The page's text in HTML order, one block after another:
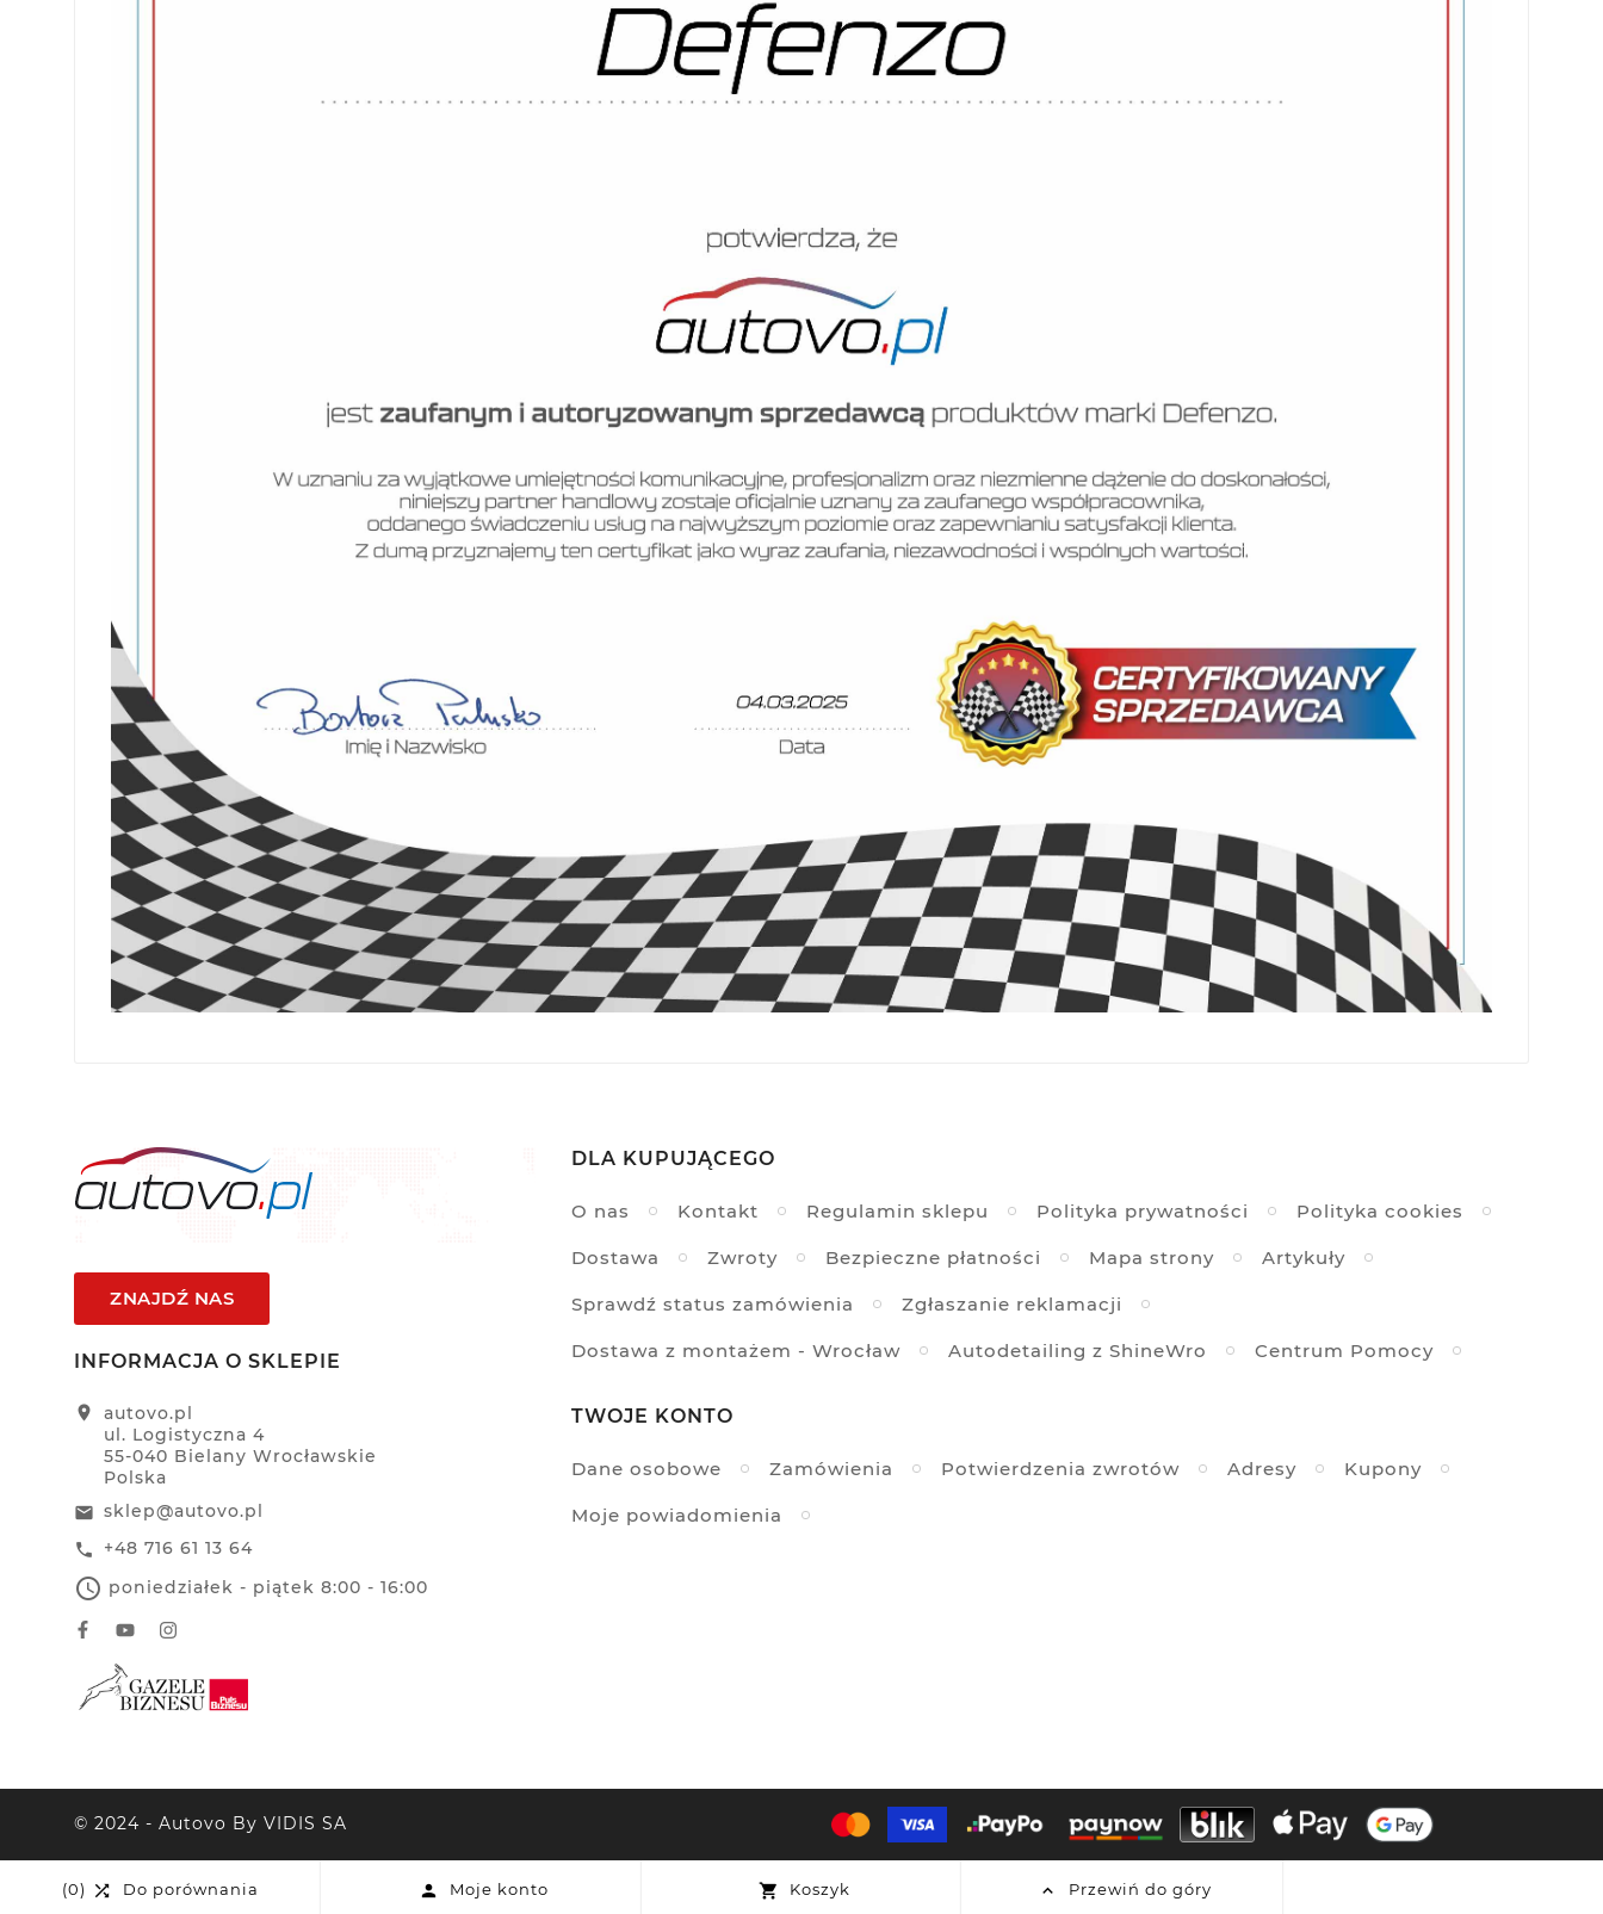
ZNAJDŹ NAS
INFORMACJA O SKLEPIE
location_on
autovo.pl
ul. Logistyczna 4
55-040 Bielany Wrocławskie
Polska
email sklep@autovo.pl
call +48 716 61 13 64
access_time poniedziałek - piątek 8:00 - 16:00
DLA KUPUJĄCEGO
O nas Kontakt Regulamin sklepu Polityka prywatności Polityka cookies
Dostawa Zwroty Bezpieczne płatności Mapa strony Artykuły
Sprawdź status zamówienia Zgłaszanie reklamacji
Dostawa z montażem - Wrocław Autodetailing z ShineWro Centrum Pomocy
TWOJE KONTO
Dane osobowe Zamówienia Potwierdzenia zwrotów Adresy Kupony
Moje powiadomienia
© 2024 - Autovo By VIDIS SA
(0)  Do porównania  Moje konto  Koszyk  Przewiń do góry